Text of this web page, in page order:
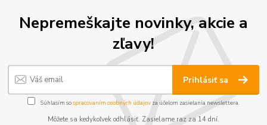
Nepremeškajte novinky, akcie a
zľavy!
Prihlásiť sa
Súhlasím sospracovaním osobných údajov za účelom zasielania newslettera.
Môžete sa kedykoľvek odhlásiť. Zasielame raz za 14 dní.